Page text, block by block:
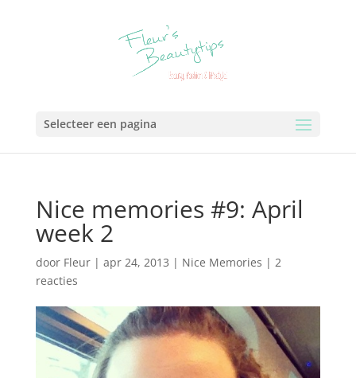
Selecteer een pagina
Nice memories #9: April
week 2
door Fleur| apr 24, 2013 | Nice Memories | 2
reacties